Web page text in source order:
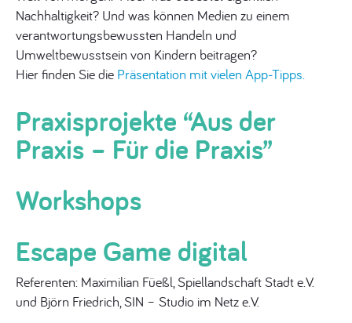
Nachhaltigkeit? Und was können Medien zu einem
verantwortungsbewussten Handeln und
Umweltbewusstsein von Kindern beitragen?
Hier finden Sie die Präsentation mit vielen App-Tipps.
Praxisprojekte “Aus der
Praxis – Für die Praxis”
Workshops
Escape Game digital
Referenten: Maximilian Füeßl, Spiellandschaft Stadt e.V.
und Björn Friedrich, SIN – Studio im Netz e.V.